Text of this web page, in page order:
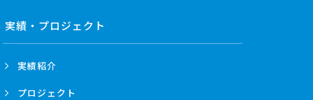
実績・プロジェクト
実績紹介
プロジェクト